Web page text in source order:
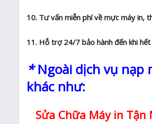
10. Tư vấn miễn phí về mực máy in,
11. Hỗ trợ 24/7 bảo hành đến khi
*Ngoài dịch vụ nạp
khác như:
Sửa Chữa Máy in Tận